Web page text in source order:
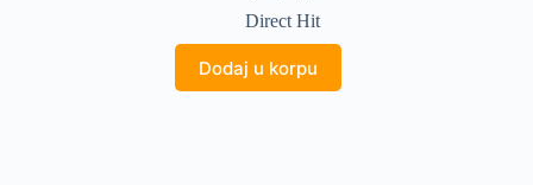
Direct Hit
Dodaj u korpu